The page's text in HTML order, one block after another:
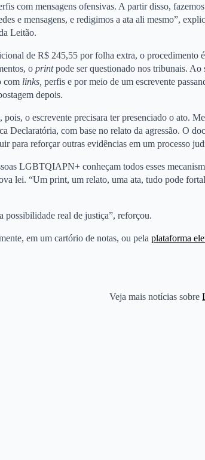
com mensagens ofensivas. A partir disso,
e mensagens, e redigimos a ata ali mesmo”,
Leitão.
de R$ 245,55 por folha extra, o procedimento
o printpode ser questionado nos tribunais. Ao
com links, perfis e por meio de um escrevente
depois.
o escrevente precisara ter presenciado o ato.
Declaratória, com base no relato da agressão. O
para reforçar outras evidências em um processo
LGBTQIAPN+ conheçam todos esses
lei. “Um print, um relato, uma ata, tudo pode
possibilidade real de justiça”, reforçou.
em um cartório de notas, ou pela plataforma
Veja mais notícias sobre